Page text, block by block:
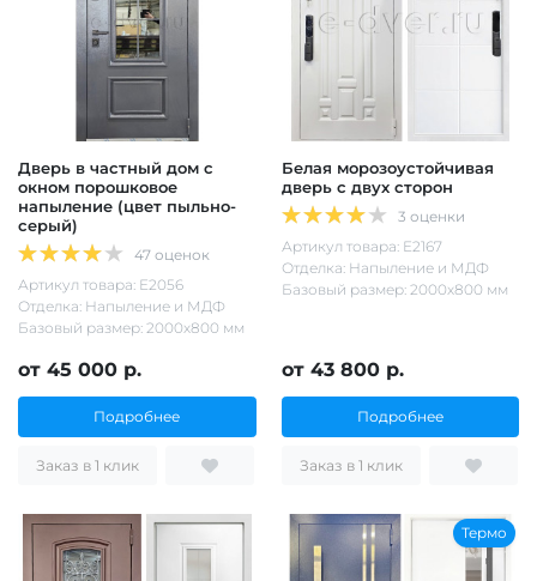
Дверь в частный дом с
окном порошковое
напыление (цвет пыльно-
серый)
47 оценок
Артикул товара: Е2056
Отделка: Напыление и МДФ
Базовый размер: 2000х800 мм
от 45 000 р.
Подробнее
Заказ в 1 клик
Белая морозоустойчивая
дверь с двух сторон
3 оценки
Артикул товара: Е2167
Отделка: Напыление и МДФ
Базовый размер: 2000х800 мм
от 43 800 р.
Подробнее
Заказ в 1 клик
Термо